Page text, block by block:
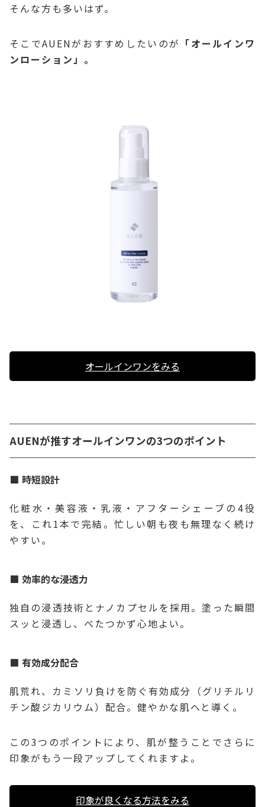
そんな方も多いはず。
そこでAUENがおすすめしたいのが 「オールインワ
ンローション」。
オールインワンをみる
AUENが推すオールインワンの3つのポイント
時短設計
化粧水・美容液・乳液・アフターシェーブの4役
を、これ1本で完結。忙しい朝も夜も無理なく続け
やすい。
効率的な浸透力
独自の浸透技術とナノカプセルを採用。塗った瞬間
スッと浸透し、べたつかず心地よい。
有効成分配合
肌荒れ、カミソリ負けを防ぐ有効成分（グリチルリ
チン酸ジカリウム）配合。健やかな肌へと導く。
この3つのポイントにより、肌が整うことでさらに
印象がもう一段アップしてくれますよ。
印象が良くなる方法をみる